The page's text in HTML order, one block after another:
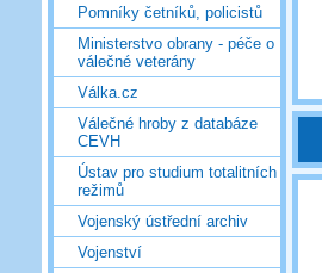
Pomníky četníků, policistů
Ministerstvo obrany - péče o
válečné veterány
Válka.cz
Válečné hroby z databáze
CEVH
Ústav pro studium totalitních
režimů
Vojenský ústřední archiv
Vojenství